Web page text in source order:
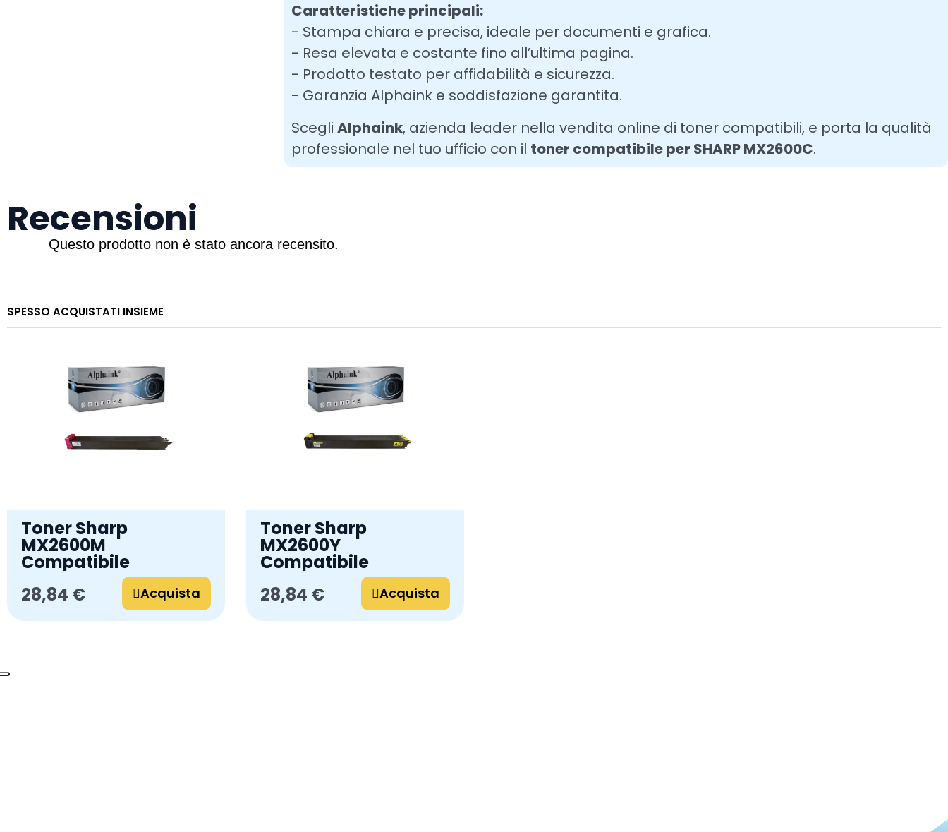
Caratteristiche principali:
- Stampa chiara e precisa, ideale per documenti e grafica.
- Resa elevata e costante fino all’ultima pagina.
- Prodotto testato per affidabilità e sicurezza.
- Garanzia Alphaink e soddisfazione garantita.
ScegliAlphaink, azienda leader nella vendita online di toner compatibili, e porta la qualità
professionale nel tuo ufficio con il toner compatibile per SHARP MX2600C.
Recensioni
SPESSO ACQUISTATI INSIEME
Toner Sharp
MX2600M
Compatibile
28,84 €
Acquista
Toner Sharp
MX2600Y
Compatibile
28,84 €
Acquista